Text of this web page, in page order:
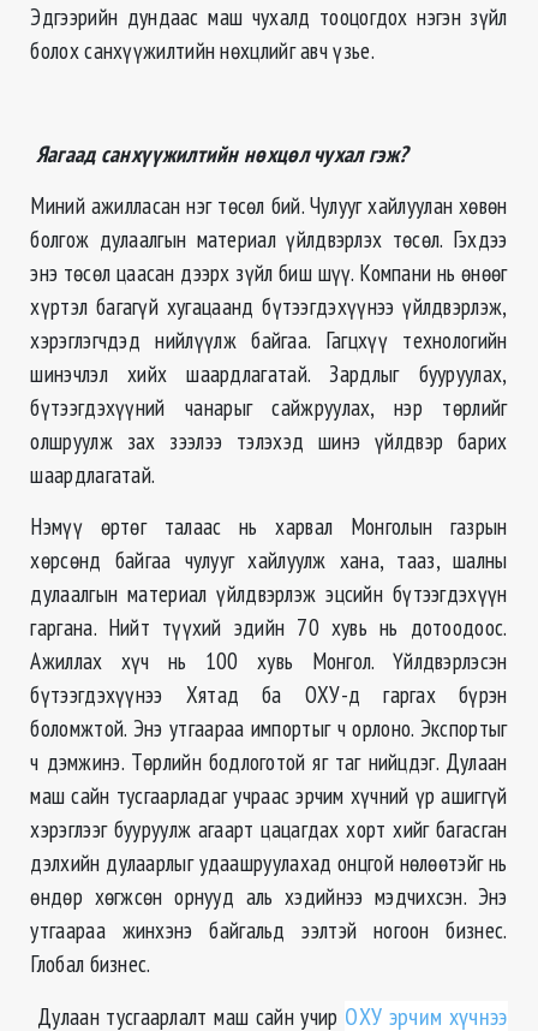
Эдгээрийн дундаас маш чухалд тооцогдох нэгэн зүйл
болох санхүүжилтийн нөхцлийг авч үзье.
Яагаад санхүүжилтийн нөхцөл чухал гэж?
Миний ажилласан нэг төсөл бий. Чулууг хайлуулан хөвөн
болгож дулаалгын материал үйлдвэрлэх төсөл. Гэхдээ
энэ төсөл цаасан дээрх зүйл биш шүү. Компани нь өнөөг
хүртэл багагүй хугацаанд бүтээгдэхүүнээ үйлдвэрлэж,
хэрэглэгчдэд нийлүүлж байгаа. Гагцхүү технологийн
шинэчлэл хийх шаардлагатай. Зардлыг бууруулах,
бүтээгдэхүүний чанарыг сайжруулах, нэр төрлийг
олшруулж зах зээлээ тэлэхэд шинэ үйлдвэр барих
шаардлагатай.
Нэмүү өртөг талаас нь харвал Монголын газрын
хөрсөнд байгаа чулууг хайлуулж хана, тааз, шалны
дулаалгын материал үйлдвэрлэж эцсийн бүтээгдэхүүн
гаргана. Нийт түүхий эдийн 70 хувь нь дотоодоос.
Ажиллах хүч нь 100 хувь Монгол. Үйлдвэрлэсэн
бүтээгдэхүүнээ Хятад ба ОХУ-д гаргах бүрэн
боломжтой. Энэ утгаараа импортыг ч орлоно. Экспортыг
ч дэмжинэ. Төрлийн бодлоготой яг таг нийцдэг. Дулаан
маш сайн тусгаарладаг учраас эрчим хүчний үр ашиггүй
хэрэглээг бууруулж агаарт цацагдах хорт хийг багасган
дэлхийн дулаарлыг удаашруулахад онцгой нөлөөтэйг нь
өндөр хөгжсөн орнууд аль хэдийнээ мэдчихсэн. Энэ
утгаараа жинхэнэ байгальд ээлтэй ногоон бизнес.
Глобал бизнес.
Дулаан тусгаарлалт маш сайн учир ОХУ эрчим хүчнээ